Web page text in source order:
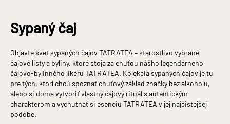
Sypaný čaj
Objavte svet sypaných čajov TATRATEA – starostlivo vybrané
čajové listy a byliny, ktoré stoja za chuťou nášho legendárneho
čajovo-bylinného likéru TATRATEA. Kolekcia sypaných čajov je tu
pre tých, ktorí chcú spoznať chuťový základ značky bez alkoholu,
alebo si doma vytvoriť vlastný čajový rituál s autentickým
charakterom a vychutnať si esenciu TATRATEA v jej najčistejšej
podobe.